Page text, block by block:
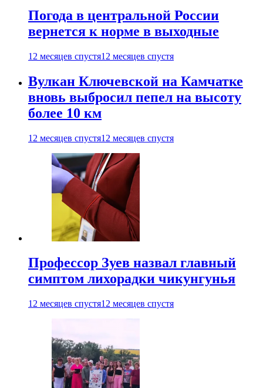
Погода в центральной России
вернется к норме в выходные
12 месяцев спустя12 месяцев спустя
Вулкан Ключевской на Камчатке
вновь выбросил пепел на высоту
более 10 км
12 месяцев спустя12 месяцев спустя
Профессор Зуев назвал главный
симптом лихорадки чикунгунья
12 месяцев спустя12 месяцев спустя